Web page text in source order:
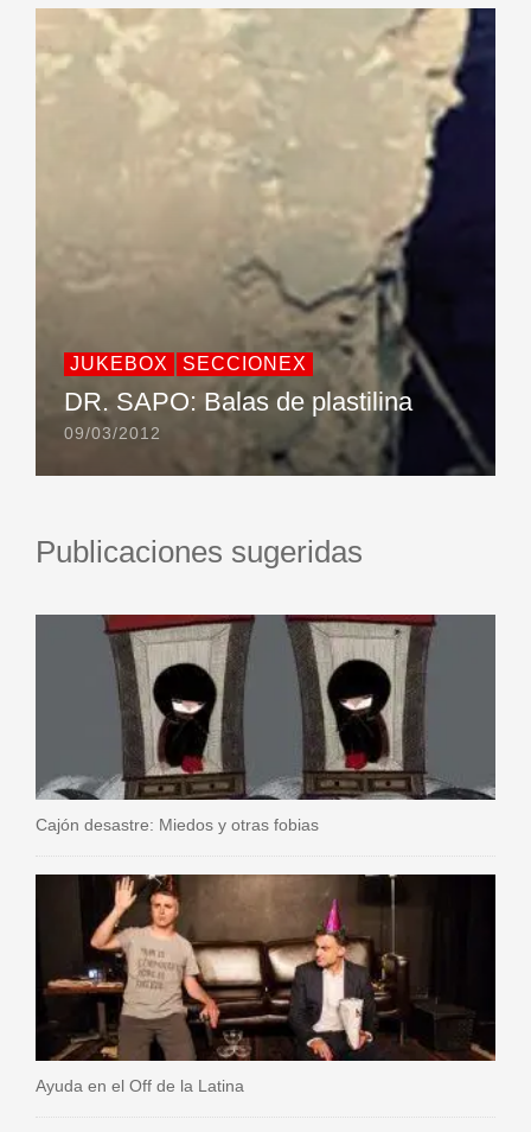
JUKEBOX SECCIONEX
DR. SAPO: Balas de plastilina
09/03/2012
Publicaciones sugeridas
Cajón desastre: Miedos y otras fobias
Ayuda en el Off de la Latina